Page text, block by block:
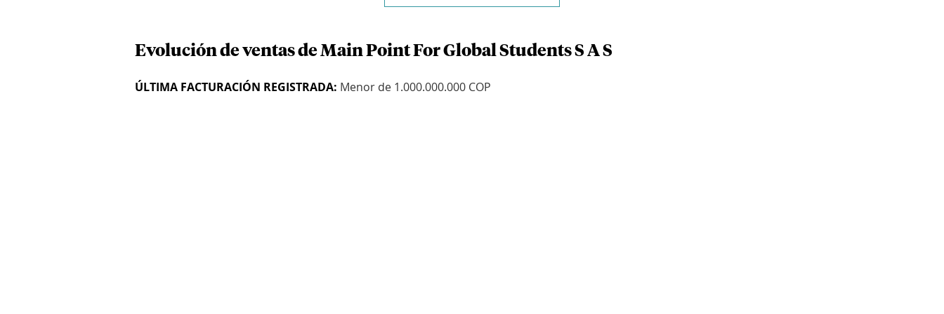
Evolución de ventas de Main Point For Global Students S A S
ÚLTIMA FACTURACIÓN REGISTRADA: Menor de 1.000.000.000 COP